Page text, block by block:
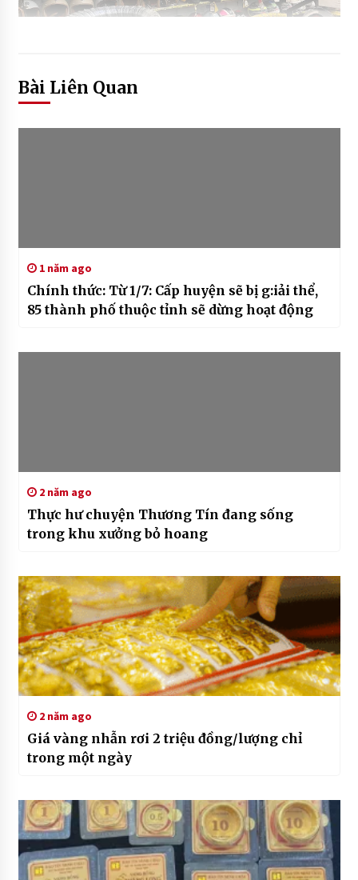
Bài Liên Quan
1 năm ago
Chính thức: Từ 1/7: Cấp huyện sẽ bị g:iải thể,
85 thành phố thuộc tỉnh sẽ dừng hoạt động
2 năm ago
Thực hư chuyện Thương Tín đang sống
trong khu xưởng bỏ hoang
2 năm ago
Giá vàng nhẫn rơi 2 triệu đồng/lượng chỉ
trong một ngày